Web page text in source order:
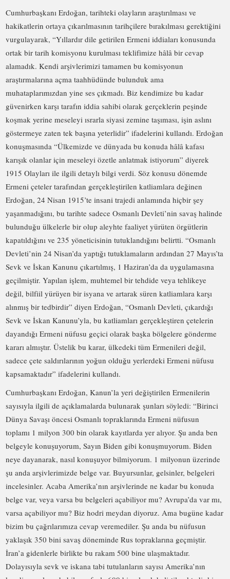
Cumhurbaşkanı Erdoğan, tarihteki olayların araştırılması ve
hakikatlerin ortaya çıkarılmasının tarihçilere bırakılması gerektiğini
vurgulayarak, “Yıllardır dile getirilen Ermeni iddiaları konusunda
ortak bir tarih komisyonu kurulması teklifimize hâlâ bir cevap
alamadık. Kendi arşivlerimizi tamamen bu komisyonun
araştırmalarına açma taahhüdünde bulunduk ama
muhataplarımızdan yine ses çıkmadı. Biz kendimize bu kadar
güvenirken karşı tarafın iddia sahibi olarak gerçeklerin peşinde
koşmak yerine meseleyi ısrarla siyasi zemine taşıması, işin aslını
göstermeye zaten tek başına yeterlidir” ifadelerini kullandı. Erdoğan
konuşmasında “Ülkemizde ve dünyada bu konuda hâlâ kafası
karışık olanlar için meseleyi özetle anlatmak istiyorum” diyerek
1915 Olayları ile ilgili detaylı bilgi verdi. Söz konusu dönemde
Ermeni çeteler tarafından gerçekleştirilen katliamlara değinen
Erdoğan, 24 Nisan 1915’te insani trajedi anlamında hiçbir şey
yaşanmadığını, bu tarihte sadece Osmanlı Devleti’nin savaş halinde
bulunduğu ülkelerle bir olup aleyhte faaliyet yürüten örgütlerin
kapatıldığını ve 235 yöneticisinin tutuklandığını belirtti. “Osmanlı
Devleti’nin 24 Nisan’da yaptığı tutuklamaların ardından 27 Mayıs’ta
Sevk ve İskan Kanunu çıkartılmış, 1 Haziran’da da uygulamasına
geçilmiştir. Yapılan işlem, muhtemel bir tehdide veya tehlikeye
değil, bilfiil yürüyen bir isyana ve artarak süren katliamlara karşı
alınmış bir tedbirdir” diyen Erdoğan, “Osmanlı Devleti, çıkardığı
Sevk ve İskan Kanunu’yla, bu katliamları gerçekleştiren çetelerin
dayandığı Ermeni nüfusu geçici olarak başka bölgelere gönderme
kararı almıştır. Üstelik bu karar, ülkedeki tüm Ermenileri değil,
sadece çete saldırılarının yoğun olduğu yerlerdeki Ermeni nüfusu
kapsamaktadır” ifadelerini kullandı.
Cumhurbaşkanı Erdoğan, Kanun’la yeri değiştirilen Ermenilerin
sayısıyla ilgili de açıklamalarda bulunarak şunları söyledi: “Birinci
Dünya Savaşı öncesi Osmanlı topraklarında Ermeni nüfusun
toplamı 1 milyon 300 bin olarak kayıtlarda yer alıyor. Şu anda ben
belgeyle konuşuyorum, Sayın Biden gibi konuşmuyorum. Biden
neye dayanarak, nasıl konuşuyor bilmiyorum. 1 milyonun üzerinde
şu anda arşivlerimizde belge var. Buyursunlar, gelsinler, belgeleri
incelesinler. Acaba Amerika’nın arşivlerinde ne kadar bu konuda
belge var, veya varsa bu belgeleri açabiliyor mu? Avrupa’da var mı,
varsa açabiliyor mu? Biz hodri meydan diyoruz. Ama bugüne kadar
bizim bu çağrılarımıza cevap veremediler. Şu anda bu nüfusun
yaklaşık 350 bini savaş döneminde Rus topraklarına geçmiştir.
İran’a gidenlerle birlikte bu rakam 500 bine ulaşmaktadır.
Dolayısıyla sevk ve iskana tabi tutulanların sayısı Amerika’nın